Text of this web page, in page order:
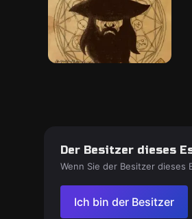
Der Besitzer dieses
Wenn Sie der Besitzer dieses
Ich bin der Besitzer